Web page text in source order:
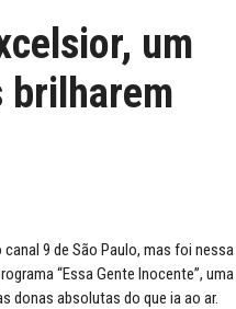
um
brilharem
9 de São Paulo, mas foi nessa
“Essa Gente Inocente”, uma
donas absolutas do que ia ao ar.